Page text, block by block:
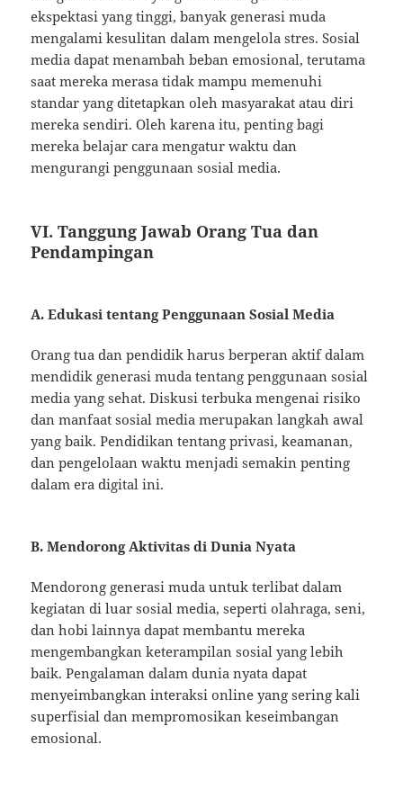
ekspektasi yang tinggi, banyak generasi muda
mengalami kesulitan dalam mengelola stres. Sosial
media dapat menambah beban emosional, terutama
saat mereka merasa tidak mampu memenuhi
standar yang ditetapkan oleh masyarakat atau diri
mereka sendiri. Oleh karena itu, penting bagi
mereka belajar cara mengatur waktu dan
mengurangi penggunaan sosial media.
VI. Tanggung Jawab Orang Tua dan
Pendampingan
A. Edukasi tentang Penggunaan Sosial Media
Orang tua dan pendidik harus berperan aktif dalam
mendidik generasi muda tentang penggunaan sosial
media yang sehat. Diskusi terbuka mengenai risiko
dan manfaat sosial media merupakan langkah awal
yang baik. Pendidikan tentang privasi, keamanan,
dan pengelolaan waktu menjadi semakin penting
dalam era digital ini.
B. Mendorong Aktivitas di Dunia Nyata
Mendorong generasi muda untuk terlibat dalam
kegiatan di luar sosial media, seperti olahraga, seni,
dan hobi lainnya dapat membantu mereka
mengembangkan keterampilan sosial yang lebih
baik. Pengalaman dalam dunia nyata dapat
menyeimbangkan interaksi online yang sering kali
superfisial dan mempromosikan keseimbangan
emosional.